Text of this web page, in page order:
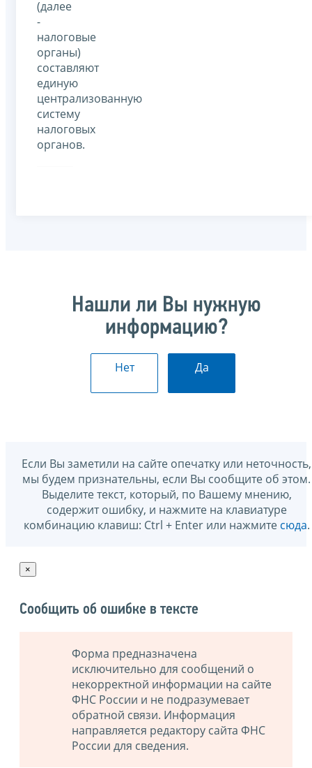
(далее
-
налоговые
органы)
составляют
единую
централизованную
систему
налоговых
органов.
Нашли ли Вы нужную
информацию?
Нет Да
Если Вы заметили на сайте опечатку или неточность,
мы будем признательны, если Вы сообщите об этом.
Выделите текст, который, по Вашему мнению,
содержит ошибку, и нажмите на клавиатуре
комбинацию клавиш: Ctrl + Enter или нажмите сюда.
×
Сообщить об ошибке в тексте
Форма предназначена
исключительно для сообщений о
некорректной информации на сайте
ФНС России и не подразумевает
обратной связи. Информация
направляется редактору сайта ФНС
России для сведения.